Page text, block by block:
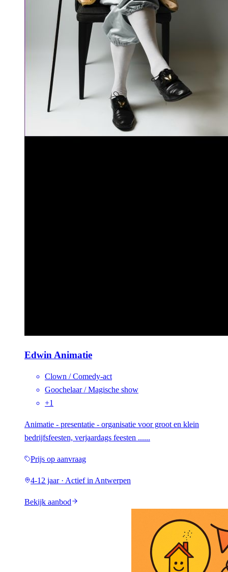
Edwin Animatie
Clown / Comedy-act
Goochelaar / Magische show
+1
Animatie - presentatie - organisatie voor groot en klein
bedrijfsfeesten, verjaardags feesten ......
Prijs op aanvraag
4-12 jaar · Actief in Antwerpen
Bekijk aanbod